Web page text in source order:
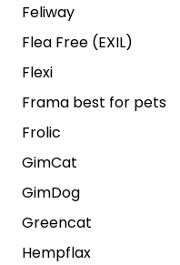
Feliway
Flea Free (EXIL)
Flexi
Frama best for pets
Frolic
GimCat
GimDog
Greencat
Hempflax